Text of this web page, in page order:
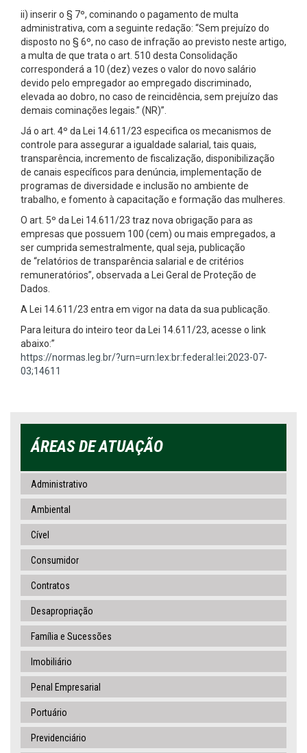
ii) inserir o § 7º, cominando o pagamento de multa
administrativa, com a seguinte redação: “Sem prejuízo do
disposto no § 6º, no caso de infração ao previsto neste artigo,
a multa de que trata o art. 510 desta Consolidação
corresponderá a 10 (dez) vezes o valor do novo salário
devido pelo empregador ao empregado discriminado,
elevada ao dobro, no caso de reincidência, sem prejuízo das
demais cominações legais.” (NR)”.
Já o art. 4º da Lei 14.611/23 especifica os mecanismos de
controle para assegurar a igualdade salarial, tais quais,
transparência, incremento de fiscalização, disponibilização
de canais específicos para denúncia, implementação de
programas de diversidade e inclusão no ambiente de
trabalho, e fomento à capacitação e formação das mulheres.
O art. 5º da Lei 14.611/23 traz nova obrigação para as
empresas que possuem 100 (cem) ou mais empregados, a
ser cumprida semestralmente, qual seja, publicação
de “relatórios de transparência salarial e de critérios
remuneratórios”, observada a Lei Geral de Proteção de
Dados.
A Lei 14.611/23 entra em vigor na data da sua publicação.
Para leitura do inteiro teor da Lei 14.611/23, acesse o link
abaixo:”
https://normas.leg.br/?urn=urn:lex:br:federal:lei:2023-07-
03;14611
ÁREAS DE ATUAÇÃO
Administrativo
Ambiental
Cível
Consumidor
Contratos
Desapropriação
Família e Sucessões
Imobiliário
Penal Empresarial
Portuário
Previdenciário